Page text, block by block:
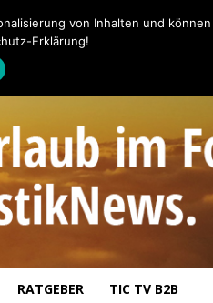
RATGEBER TIC TV B2B
von Inhalten und
Erklärung!